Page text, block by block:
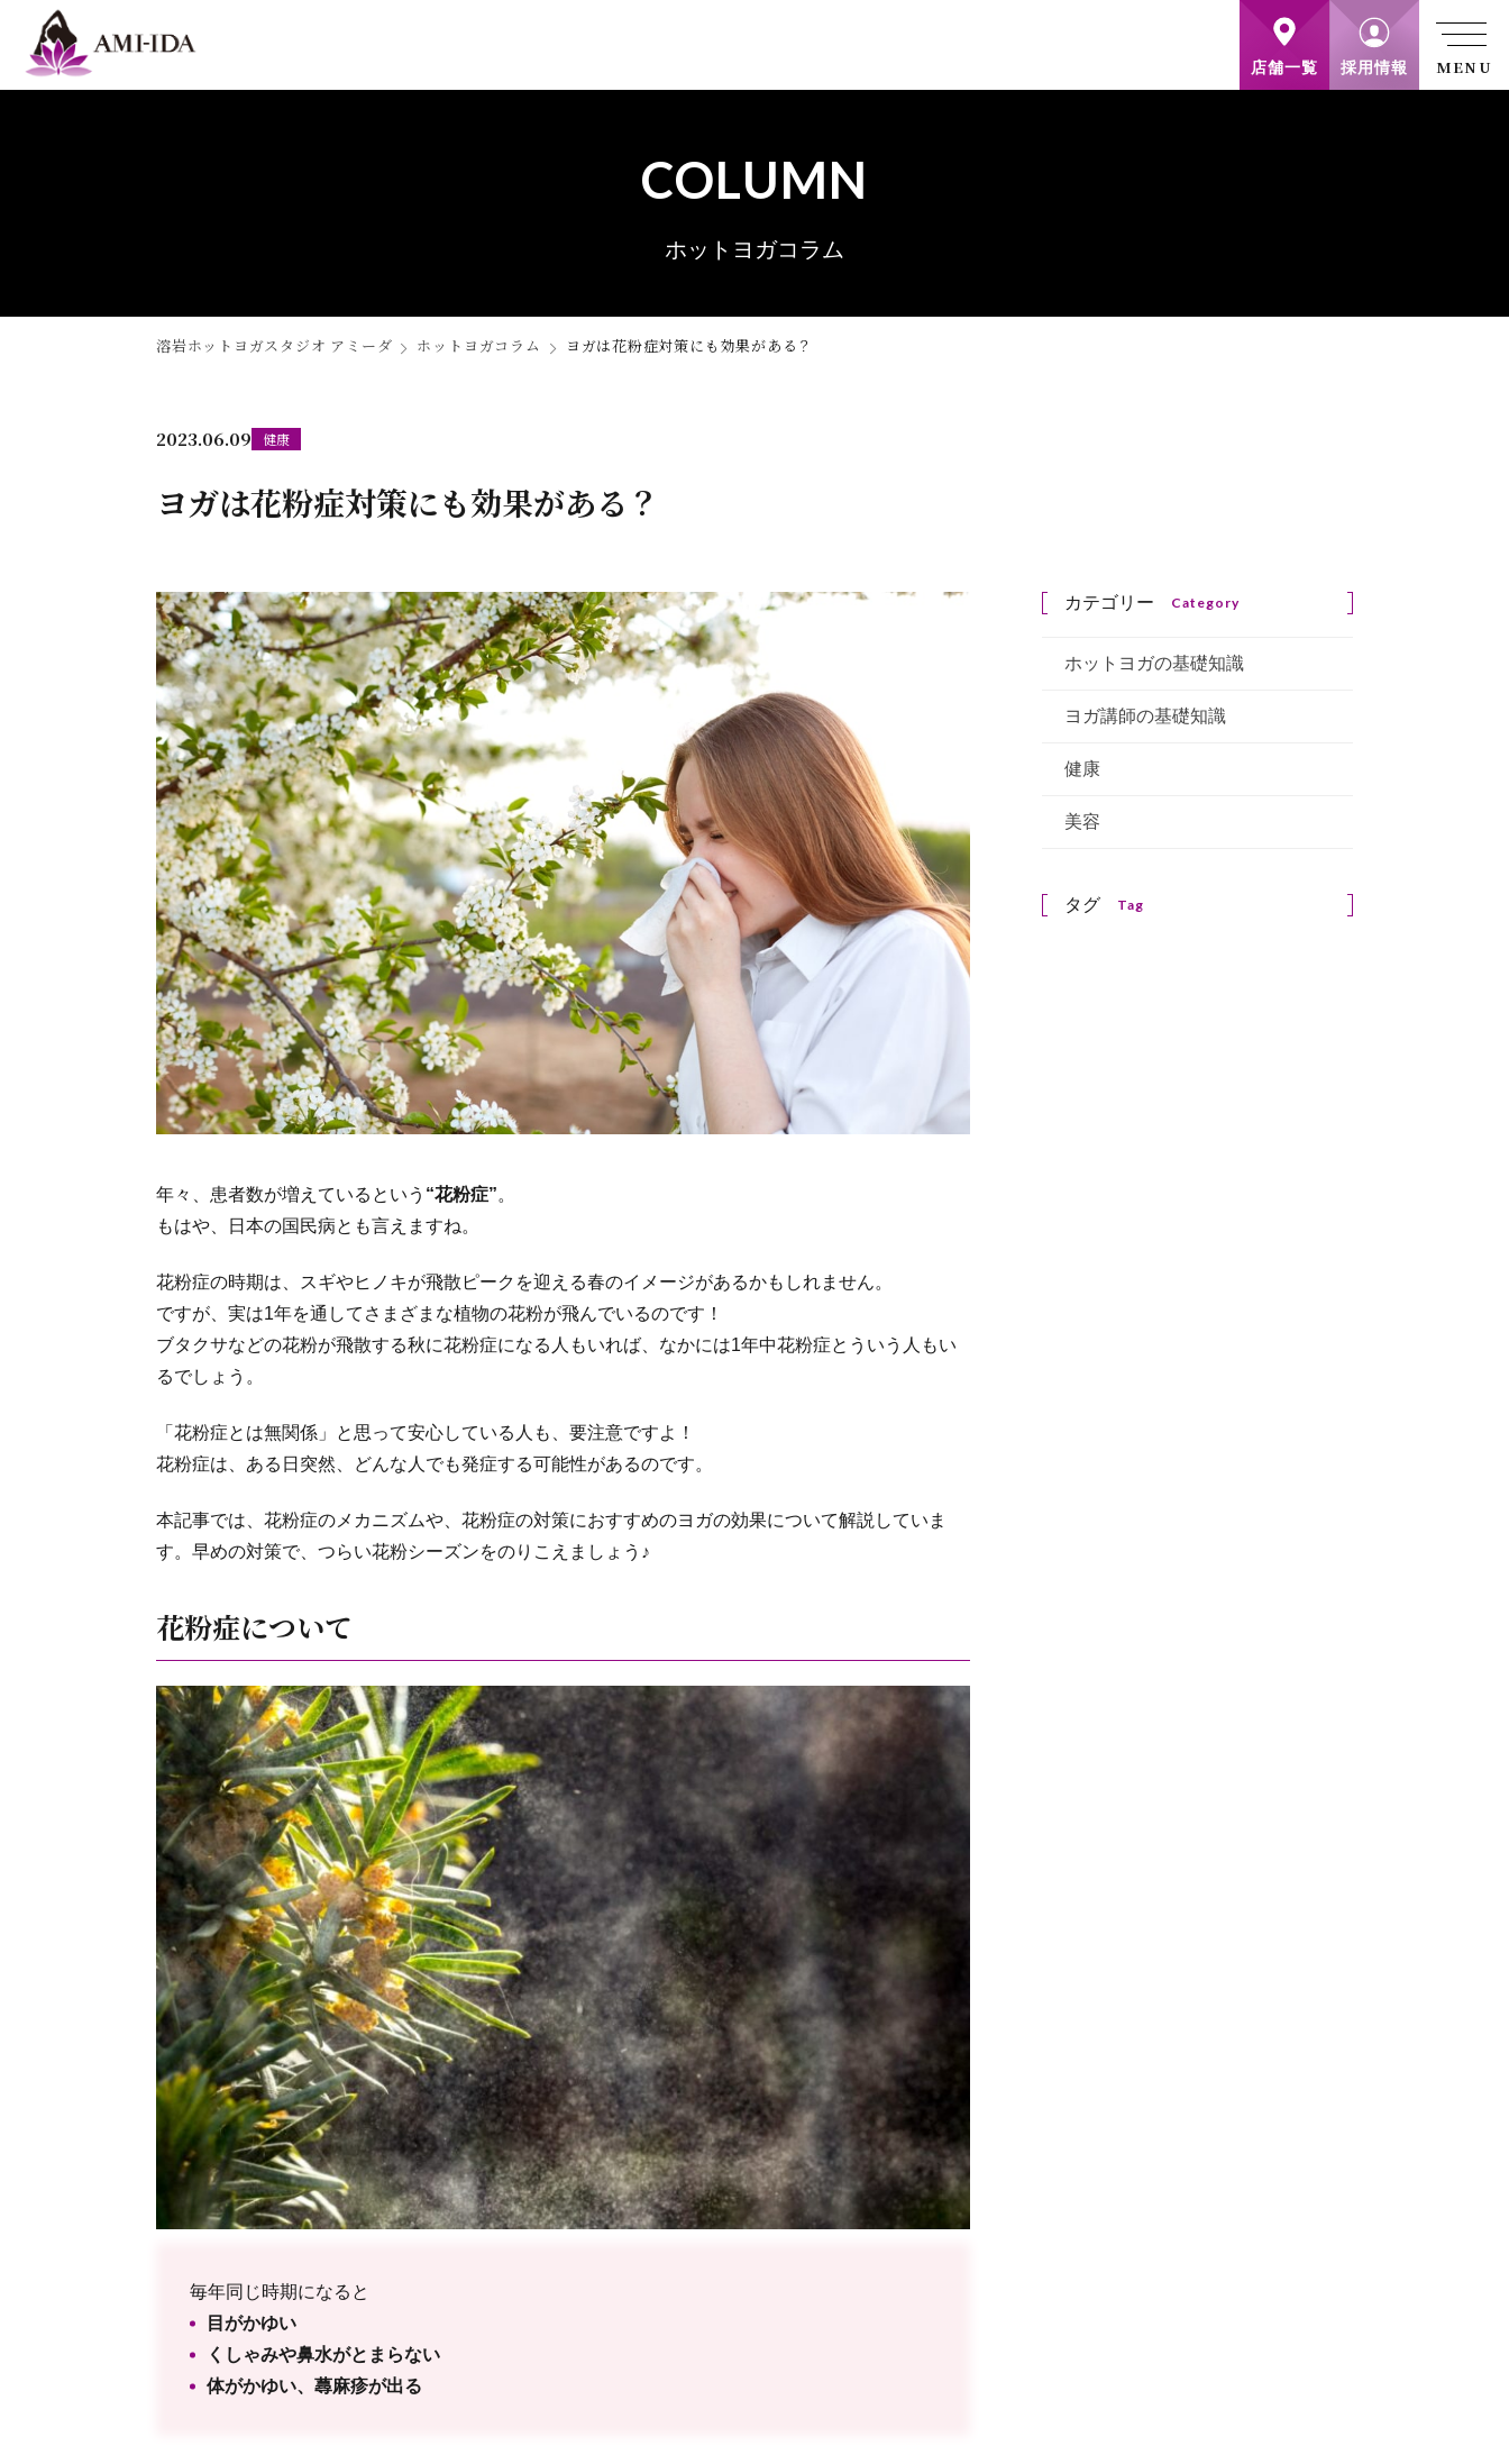
店舗一覧 採用情報
COLUMN
ホットヨガコラム
溶岩ホットヨガスタジオ アミーダ ホットヨガコラム ヨガは花粉症対策にも効果がある？
2023.06.09 健康
ヨガは花粉症対策にも効果がある？
年々、患者数が増えているという “花粉症”。
もはや、日本の国民病とも言えますね。
花粉症の時期は、スギやヒノキが飛散ピークを迎える春のイメージがあるかもしれません。
ですが、実は1年を通してさまざまな植物の花粉が飛んでいるのです！
ブタクサなどの花粉が飛散する秋に花粉症になる人もいれば、なかには1年中花粉症とういう人もい
るでしょう。
「花粉症とは無関係」と思って安心している人も、要注意ですよ！
花粉症は、ある日突然、どんな人でも発症する可能性があるのです。
本記事では、花粉症のメカニズムや、花粉症の対策におすすめのヨガの効果について解説していま
す。早めの対策で、つらい花粉シーズンをのりこえましょう♪
花粉症について
毎年同じ時期になると
目がかゆい
くしゃみや鼻水がとまらない
体がかゆい、蕁麻疹が出る
カテゴリー Category
ホットヨガの基礎知識
ヨガ講師の基礎知識
健康
美容
タグ Tag